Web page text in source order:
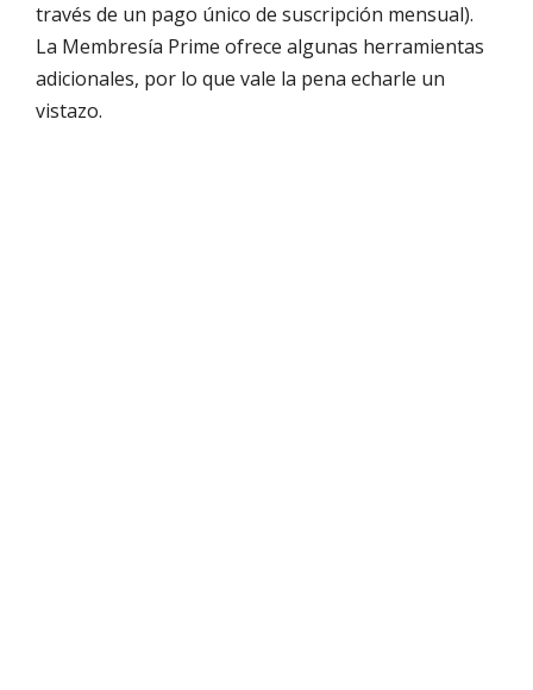
través de un pago único de suscripción mensual).
La Membresía Prime ofrece algunas herramientas
adicionales, por lo que vale la pena echarle un
vistazo.